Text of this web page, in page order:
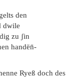
den
dwile
zu ʃin
handën̄-
Ryeß doch des